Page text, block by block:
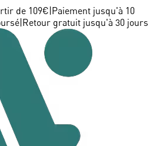
de 109€ Paiement jusqu'à 10
Retour gratuit jusqu'à 30 jours